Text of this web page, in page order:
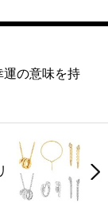
の意味を持